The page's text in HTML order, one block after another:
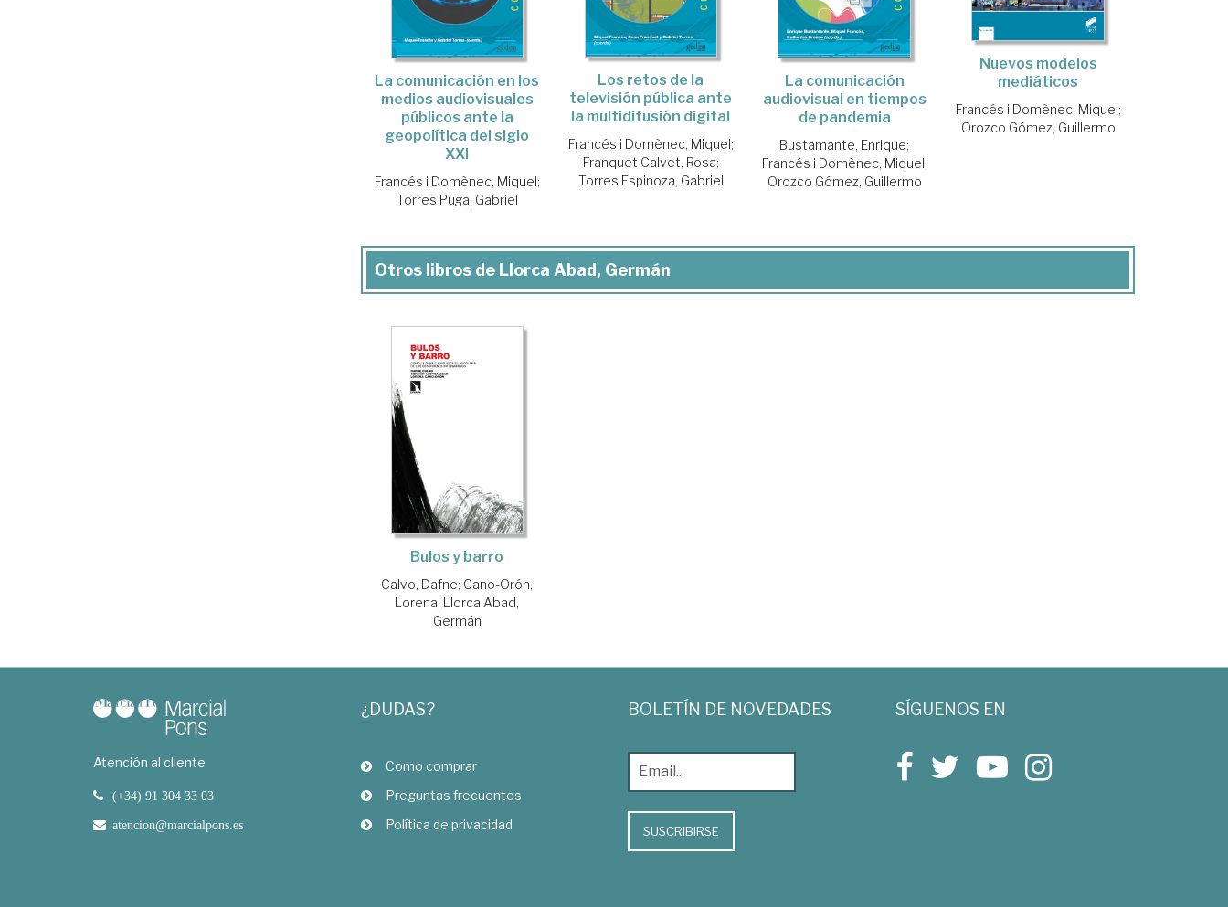
La comunicación en los
medios audiovisuales
públicos ante la
geopolítica del siglo
XXI
Francés i Domènec, Miquel;
Torres Puga, Gabriel
Los retos de la
televisión pública ante
la multidifusión digital
Francés i Domènec, Miquel;
Franquet Calvet, Rosa;
Torres Espinoza, Gabriel
La comunicación
audiovisual en tiempos
de pandemia
Bustamante, Enrique;
Francés i Domènec, Miquel;
Orozco Gómez, Guillermo
Nuevos modelos
mediáticos
Francés i Domènec, Miquel;
Orozco Gómez, Guillermo
Otros libros de Llorca Abad, Germán
Bulos y barro
Calvo, Dafne; Cano-Orón,
Lorena; Llorca Abad,
Germán
Atención al cliente
(+34) 91 304 33 03
atencion@marcialpons.es
¿DUDAS?
Como comprar
Preguntas frecuentes
Política de privacidad
BOLETÍN DE NOVEDADES
SUSCRIBIRSE
SÍGUENOS EN